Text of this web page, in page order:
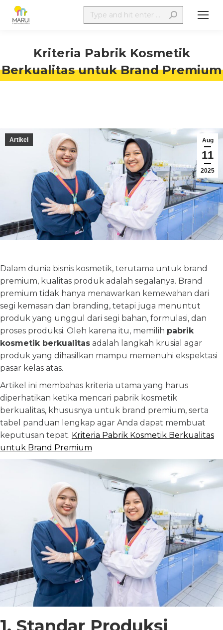
Kriteria Pabrik Kosmetik
Berkualitas untuk Brand Premium
Aug
11
2025
Artikel
Dalam dunia bisnis kosmetik, terutama untuk brand
premium, kualitas produk adalah segalanya. Brand
premium tidak hanya menawarkan kemewahan dari
segi kemasan dan branding, tetapi juga menuntut
produk yang unggul dari segi bahan, formulasi, dan
proses produksi. Oleh karena itu, memilih pabrik
kosmetik berkualitas adalah langkah krusial agar
produk yang dihasilkan mampu memenuhi ekspektasi
pasar kelas atas.
Artikel ini membahas kriteria utama yang harus
diperhatikan ketika mencari pabrik kosmetik
berkualitas, khususnya untuk brand premium, serta
tabel panduan lengkap agar Anda dapat membuat
keputusan tepat. Kriteria Pabrik Kosmetik Berkualitas
untuk Brand Premium